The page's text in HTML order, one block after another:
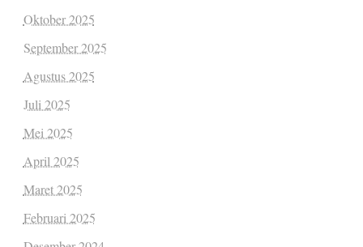
Oktober 2025
September 2025
Agustus 2025
Juli 2025
Mei 2025
April 2025
Maret 2025
Februari 2025